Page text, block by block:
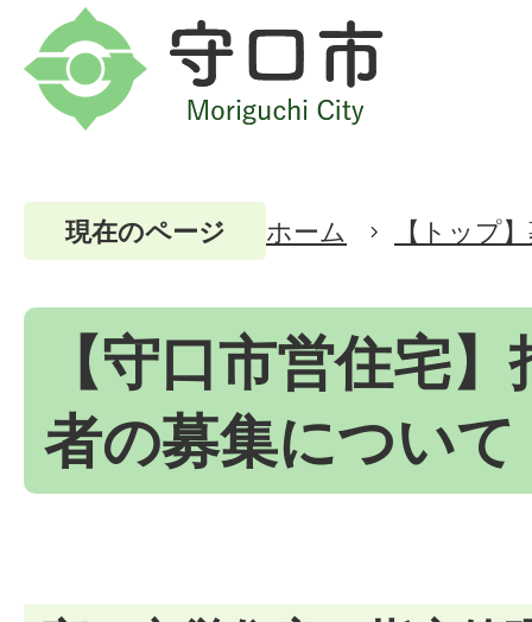
現在のページ ホーム 【トップ
【守口市営住宅
者の募集について